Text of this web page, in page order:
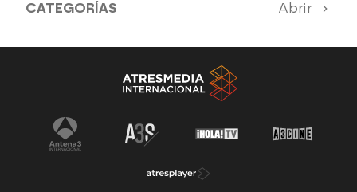
CATEGORÍAS Abrir
Antena 3 Noticias El Hormiguero
Tu cara me suena Pasapalabra